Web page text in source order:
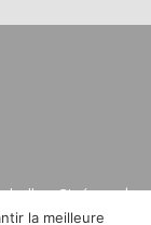
Cinéma |
–Conditions
la meilleure